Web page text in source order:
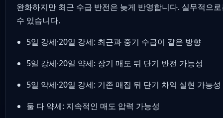
완화하지만 최근 수급 반전은 늦게 반영합니다. 실무적으
수 있습니다.
5일 강세·20일 강세: 최근과 중기 수급이 같은 방향
5일 강세·20일 약세: 장기 매도 뒤 단기 반전 가능성
5일 약세·20일 강세: 기존 매집 뒤 단기 차익 실현 가능성
둘 다 약세: 지속적인 매도 압력 가능성